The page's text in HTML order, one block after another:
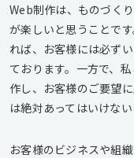
Web制作は、ものづく
が楽しいと思うことで
れば、お客様には必ず
ております。一方で、
作し、お客様のご要望
は絶対あってはいけな
お客様のビジネスや組